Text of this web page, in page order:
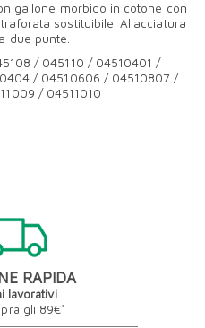
RAPIDA
lavorativi
gli 89€*
gallone morbido in cotone con
sostituibile. Allacciatura
due punte.
/ 045110 / 04510401 /
/ 04510606 / 04510807 /
/ 04511010